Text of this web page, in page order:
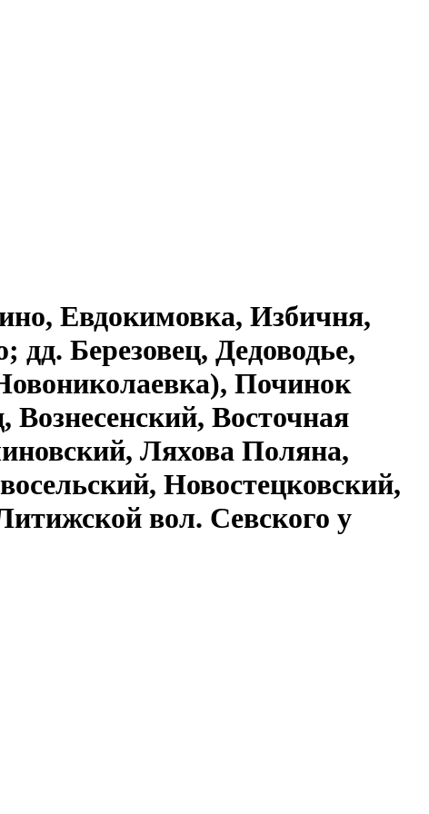
Евдокимовка, Избичня,
Березовец, Дедоводье,
Починок
Восточная
Ляхова Поляна,
Новостецковский,
вол. Севского у